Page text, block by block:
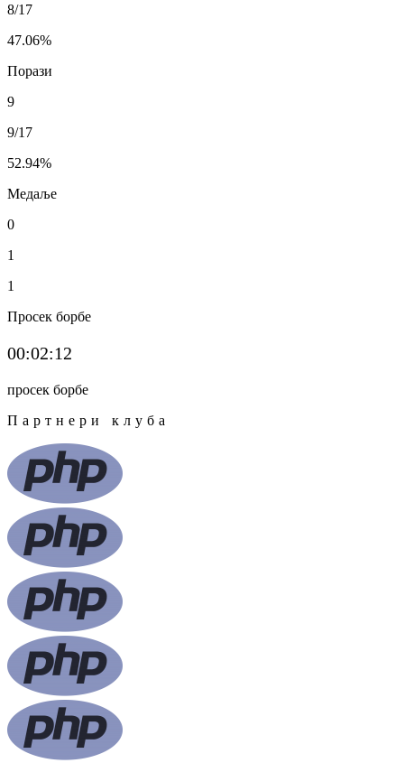
8/17
47.06%
Порази
9
9/17
52.94%
Медаље
0
1
1
Просек борбе
00:02:12
просек борбе
Партнери клуба